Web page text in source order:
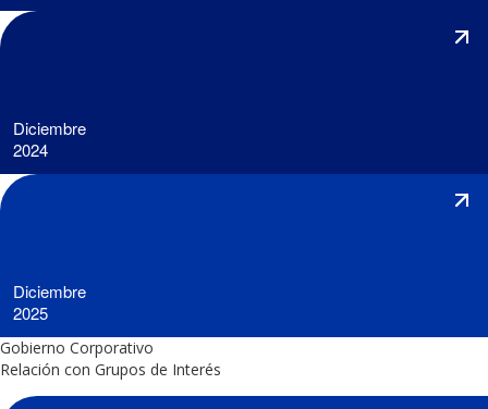
Diciembre
2024
Diciembre
2025
Gobierno Corporativo
Relación con Grupos de Interés